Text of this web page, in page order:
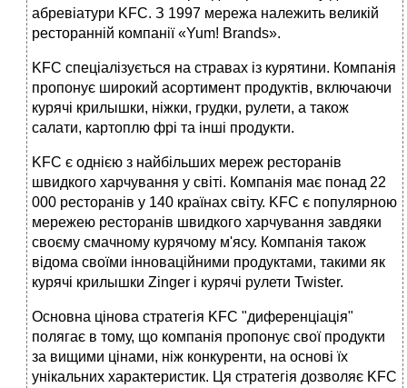
абревіатури KFC. З 1997 мережа належить великій
ресторанній компанії «Yum! Brands».
KFC спеціалізується на стравах із курятини. Компанія
пропонує широкий асортимент продуктів, включаючи
курячі крилышки, ніжки, грудки, рулети, а також
салати, картоплю фрі та інші продукти.
KFC є однією з найбільших мереж ресторанів
швидкого харчування у світі. Компанія має понад 22
000 ресторанів у 140 країнах світу. KFC є популярною
мережею ресторанів швидкого харчування завдяки
своєму смачному курячому м'ясу. Компанія також
відома своїми інноваційними продуктами, такими як
курячі крилышки Zinger і курячі рулети Twister.
Основна цінова стратегія KFC "диференціація"
полягає в тому, що компанія пропонує свої продукти
за вищими цінами, ніж конкуренти, на основі їх
унікальних характеристик. Ця стратегія дозволяє KFC